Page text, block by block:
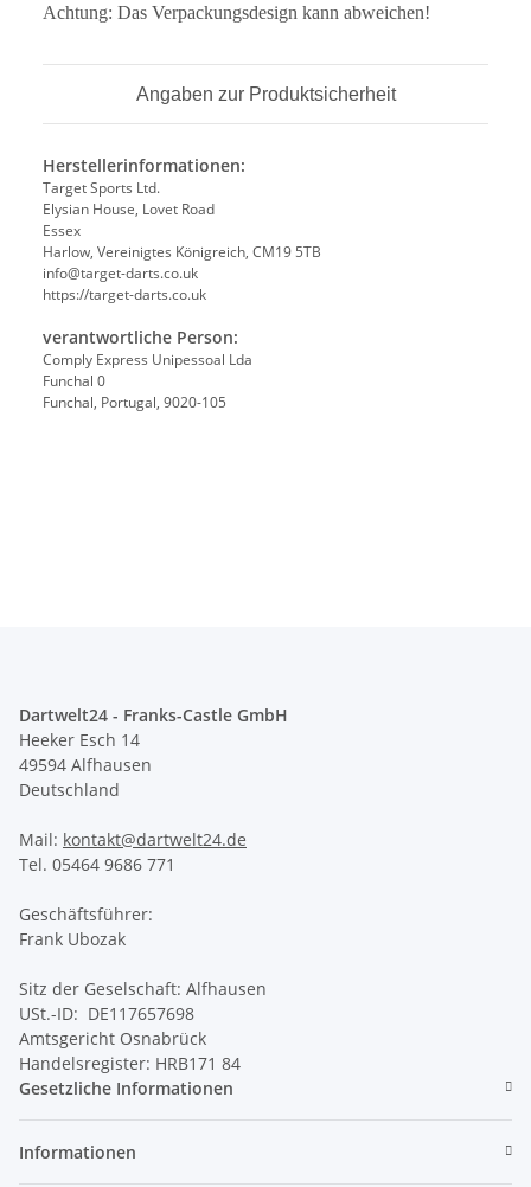
Achtung: Das Verpackungsdesign kann abweichen!
Angaben zur Produktsicherheit
Herstellerinformationen:
Target Sports Ltd.
Elysian House, Lovet Road
Essex
Harlow, Vereinigtes Königreich, CM19 5TB
info@target-darts.co.uk
https://target-darts.co.uk
verantwortliche Person:
Comply Express Unipessoal Lda
Funchal 0
Funchal, Portugal, 9020-105
Dartwelt24 - Franks-Castle GmbH
Heeker Esch 14
49594 Alfhausen
Deutschland
Mail: kontakt@dartwelt24.de
Tel. 05464 9686 771
Geschäftsführer:
Frank Ubozak
Sitz der Geselschaft: Alfhausen
USt.-ID: DE117657698
Amtsgericht Osnabrück
Handelsregister: HRB171 84
Gesetzliche Informationen
Informationen